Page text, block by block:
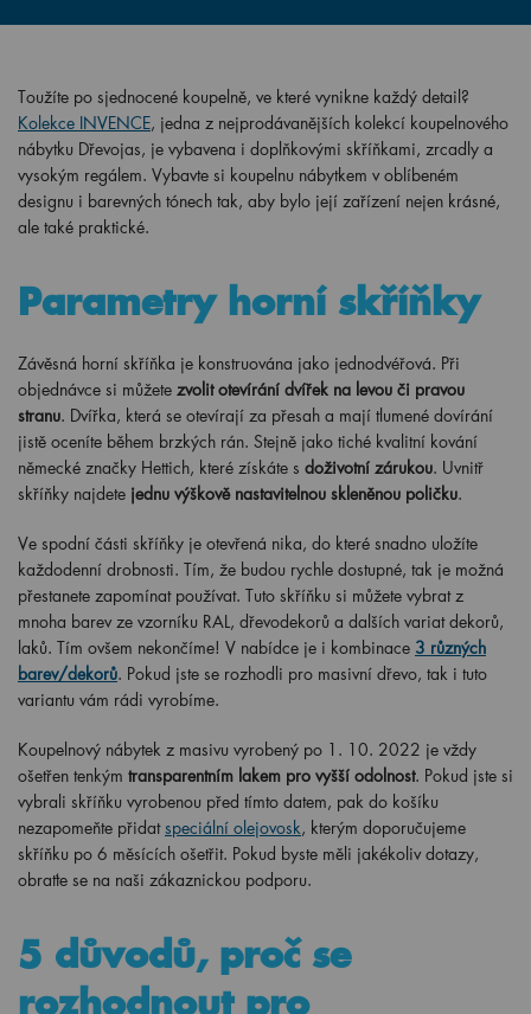
Toužíte po sjednocené koupelně, ve které vynikne každý detail?
Kolekce INVENCE, jedna z nejprodávanějších kolekcí koupelnového
nábytku Dřevojas, je vybavena i doplňkovými skříňkami, zrcadly a
vysokým regálem. Vybavte si koupelnu nábytkem v oblíbeném
designu i barevných tónech tak, aby bylo její zařízení nejen krásné,
ale také praktické.
Parametry horní skříňky
Závěsná horní skříňka je konstruována jako jednodvéřová. Při
objednávce si můžete zvolit otevírání dvířek na levou či pravou
stranu. Dvířka, která se otevírají za přesah a mají tlumené dovírání
jistě oceníte během brzkých rán. Stejně jako tiché kvalitní kování
německé značky Hettich, které získáte s doživotní zárukou. Uvnitř
skříňky najdete jednu výškově nastavitelnou skleněnou poličku.
Ve spodní části skříňky je otevřená nika, do které snadno uložíte
každodenní drobnosti. Tím, že budou rychle dostupné, tak je možná
přestanete zapomínat používat. Tuto skříňku si můžete vybrat z
mnoha barev ze vzorníku RAL, dřevodekorů a dalších variat dekorů,
laků. Tím ovšem nekončíme! V nabídce je i kombinace 3 různých
barev/dekorů. Pokud jste se rozhodli pro masivní dřevo, tak i tuto
variantu vám rádi vyrobíme.
Koupelnový nábytek z masivu vyrobený po 1 . 10. 2022 je vždy
ošetřen tenkým transparentním lakem pro vyšší odolnost. Pokud jste si
vybrali skříňku vyrobenou před tímto datem, pak do košíku
nezapomeňte přidatspeciální olejovosk, kterým doporučujeme
skříňku po 6 měsících ošetřit. Pokud byste měli jakékoliv dotazy,
obraťte se na naši zákaznickou podporu.
5 důvodů, proč se
rozhodnout pro